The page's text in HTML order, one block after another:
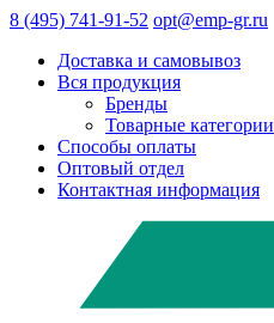
8 (495) 741-91-52 opt@emp-gr.ru
Доставка и самовывоз
Вся продукция
Бренды
Товарные категории
Способы оплаты
Оптовый отдел
Контактная информация